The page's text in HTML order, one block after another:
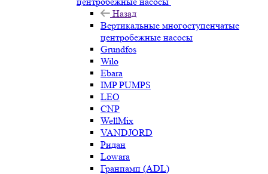
Назад
Вертикальные многоступенчатые
центробежные насосы
Grundfos
Wilo
Ebara
IMP PUMPS
LEO
CNP
WellMix
VANDJORD
Ридан
Lowara
Гранпамп (ADL)